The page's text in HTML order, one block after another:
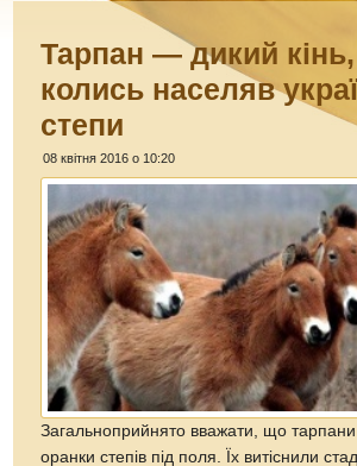
Тарпан — дикий
колись населяв
степи
08 квітня 2016 о 10:20
Загальноприйнято вважати, що
оранки степів під поля. Їх витіснили